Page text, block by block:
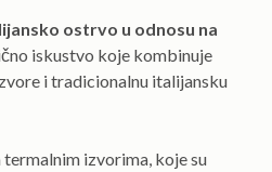
ostrvo u odnosu na
iskustvo koje kombinuje
i tradicionalnu italijansku
izvorima, koje su